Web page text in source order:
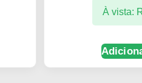
À vista: